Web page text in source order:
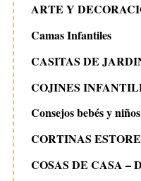
ARTE Y
Camas Infantiles
CASITAS DE
COJINES
Consejos bebés y niños
CORTINAS
COSAS DE CASA –